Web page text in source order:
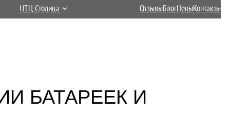
НТЦ Столица ОтзывыБлогЦеныКонтакты
БАТАРЕЕК И